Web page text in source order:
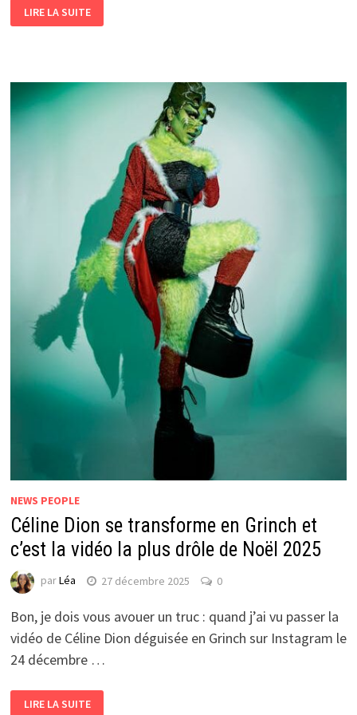
LIRE LA SUITE
NEWS PEOPLE
Céline Dion se transforme en Grinch et
c’est la vidéo la plus drôle de Noël 2025
parLéa 27 décembre 2025 0
Bon, je dois vous avouer un truc : quand j’ai vu passer la
vidéo de Céline Dion déguisée en Grinch sur Instagram le
24 décembre …
LIRE LA SUITE